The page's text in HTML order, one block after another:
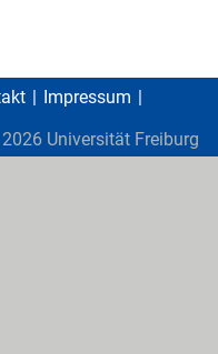
Impressum
2026 Universität Freiburg